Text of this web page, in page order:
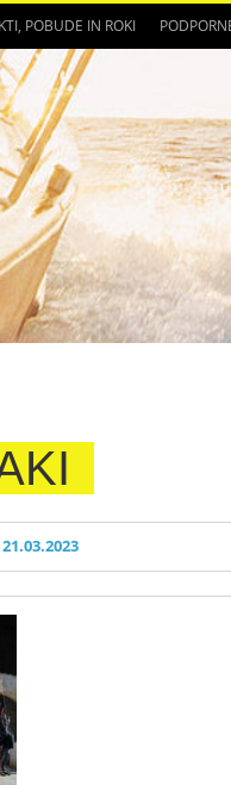
POBUDE IN ROKI
21.03.2023